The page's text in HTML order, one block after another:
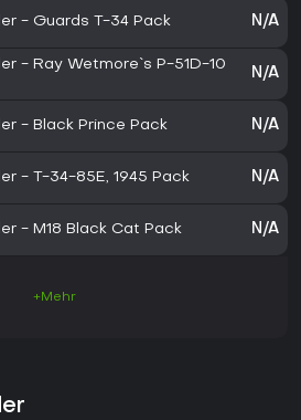
- Guards T-34 Pack N/A
- Ray Wetmore`s P-51D-10
N/A
- Black Prince Pack N/A
- T-34-85E, 1945 Pack N/A
- M18 Black Cat Pack N/A
+Mehr